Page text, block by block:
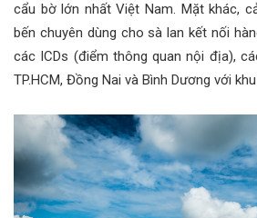
cẩu bờ lớn nhất Việt Nam. Mặt khác,
bến chuyên dùng cho sà lan kết nối
các ICDs (điểm thông quan nội địa),
TP.HCM, Đồng Nai và Bình Dương với